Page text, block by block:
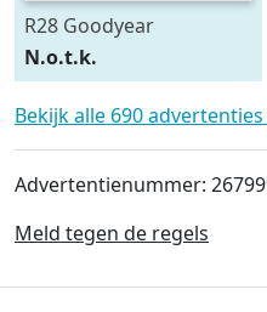
R28 Goodyear
540/75R28
N.o.t.k.
Bekijk alle 690
Advertentienummer:
Meld tegen de regels